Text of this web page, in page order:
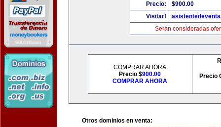
Precio:
$900.00
Visitar!
Serán consideradas
COMPRAR AHORA
Precio $900.00
COMPRAR AHORA
Precio
Otros dominios en venta: